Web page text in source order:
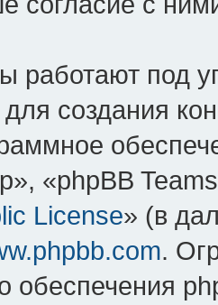
под
для создания
«phpBB
License» (в
.
обеспечения